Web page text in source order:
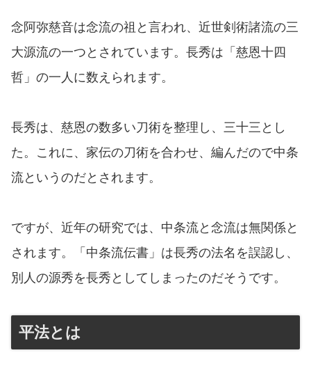
念阿弥慈音は念流の祖と言われ、近世剣術諸流の三
大源流の一つとされています。長秀は「慈恩十四
哲」の一人に数えられます。
長秀は、慈恩の数多い刀術を整理し、三十三とし
た。これに、家伝の刀術を合わせ、編んだので中条
流というのだとされます。
ですが、近年の研究では、中条流と念流は無関係と
されます。「中条流伝書」は長秀の法名を誤認し、
別人の源秀を長秀としてしまったのだそうです。
平法とは